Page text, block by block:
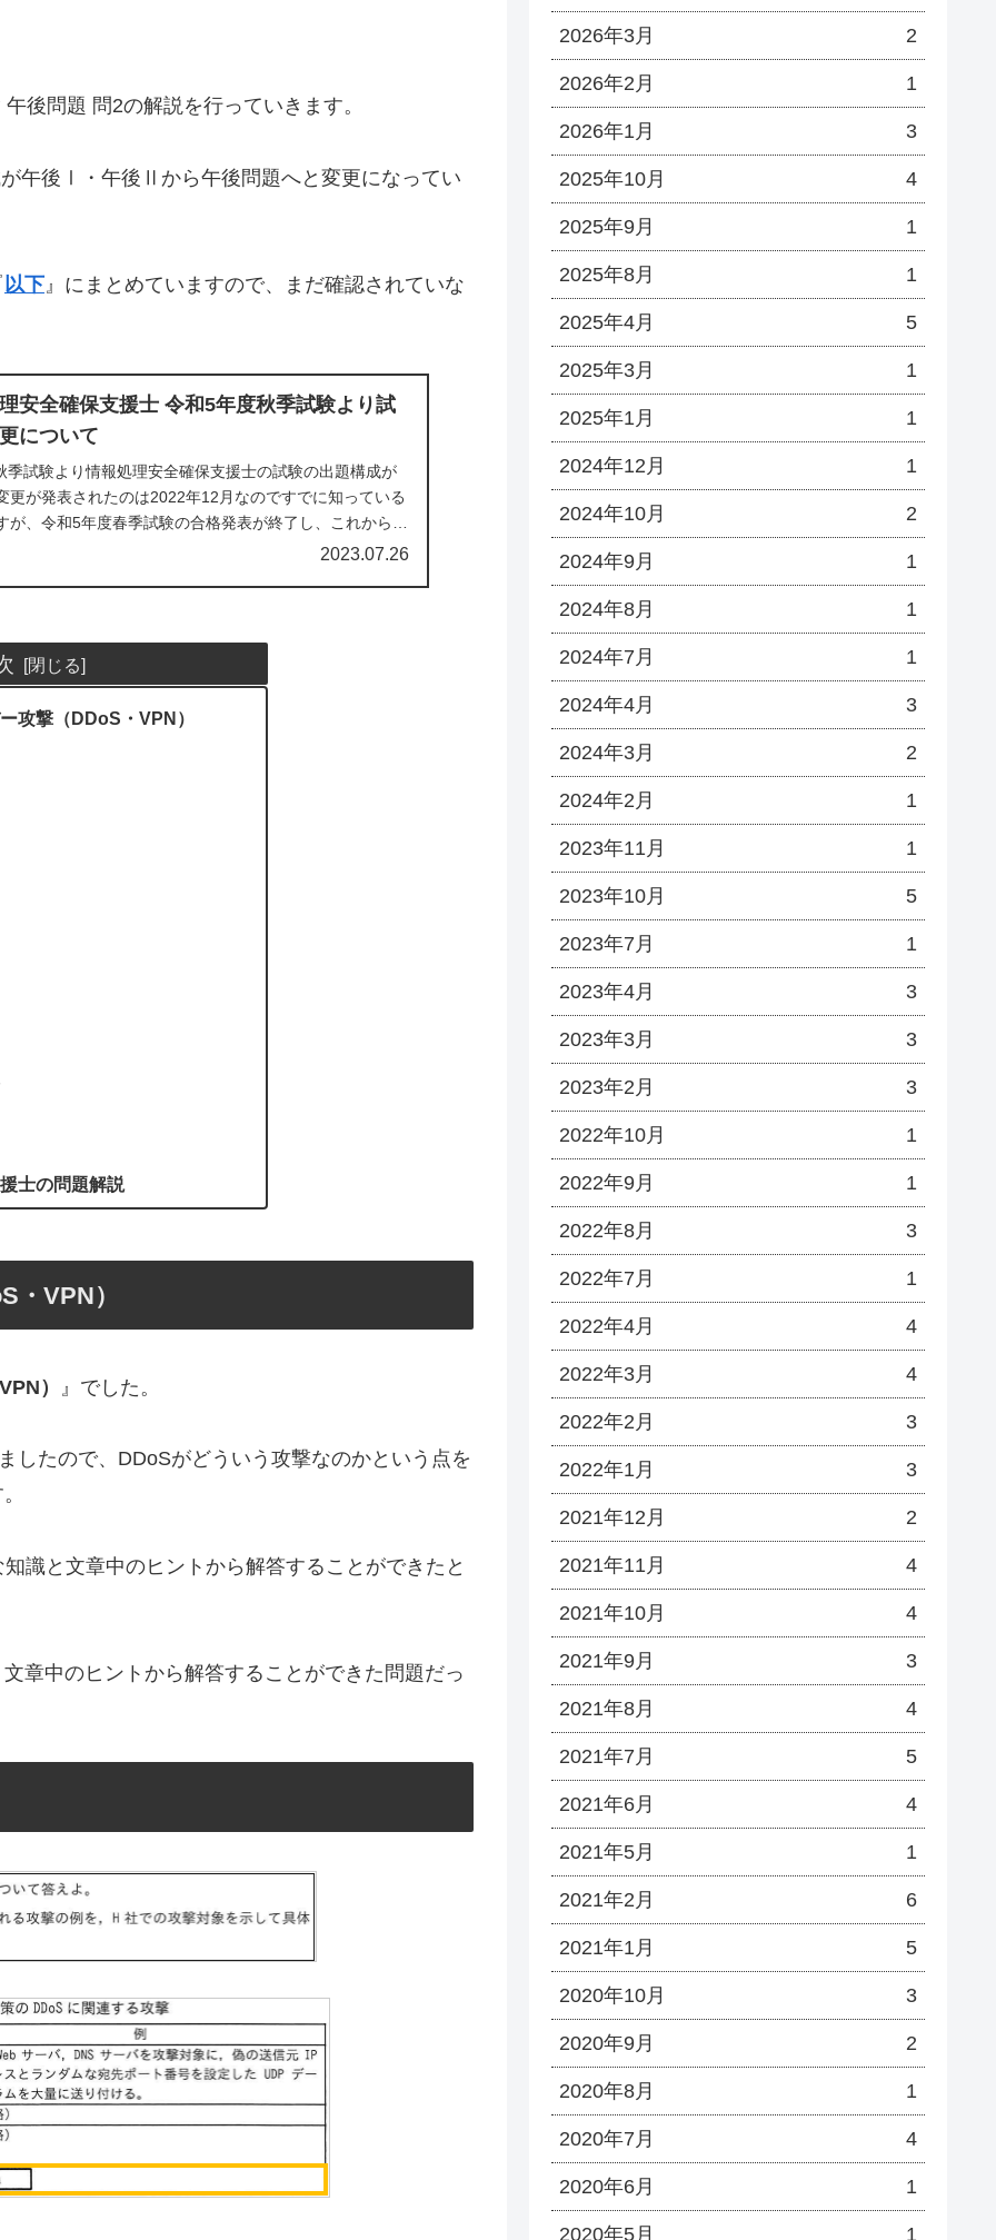
後問題 問2の解説を行っていきます。
午後Ⅰ・午後Ⅱから午後問題へと変更になってい
以下 』にまとめていますので、まだ確認されていな
安全確保支援士 令和5年度秋季試験より試
について
試験より情報処理安全確保支援士の試験の出題構成が
更が発表されたのは2022年12月なのですでに知っている
が、令和5年度春季試験の合格発表が終了し、これから令
2023.07.26
攻撃（DDoS・VPN）
士の問題解説
VPN）
） 』でした。
したので、DDoSがどういう攻撃なのかという点を
識と文章中のヒントから解答することができたと
章中のヒントから解答することができた問題だっ
2026年3月 2
2026年2月 1
2026年1月 3
2025年10月 4
2025年9月 1
2025年8月 1
2025年4月 5
2025年3月 1
2025年1月 1
2024年12月 1
2024年10月 2
2024年9月 1
2024年8月 1
2024年7月 1
2024年4月 3
2024年3月 2
2024年2月 1
2023年11月 1
2023年10月 5
2023年7月 1
2023年4月 3
2023年3月 3
2023年2月 3
2022年10月 1
2022年9月 1
2022年8月 3
2022年7月 1
2022年4月 4
2022年3月 4
2022年2月 3
2022年1月 3
2021年12月 2
2021年11月 4
2021年10月 4
2021年9月 3
2021年8月 4
2021年7月 5
2021年6月 4
2021年5月 1
2021年2月 6
2021年1月 5
2020年10月 3
2020年9月 2
2020年8月 1
2020年7月 4
2020年6月 1
2020年5月 1